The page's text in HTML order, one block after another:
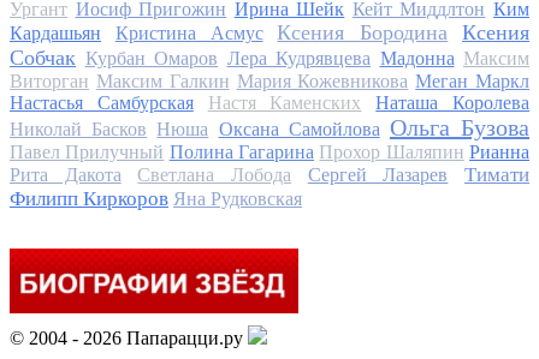
Ургант Иосиф Пригожин Ирина Шейк Кейт Миддлтон Ким
Кардашьян
Кристина Асмус Ксения Бородина
Ксения
Собчак Курбан Омаров Лера Кудрявцева Мадонна Максим
Виторган Максим Галкин Мария Кожевникова Меган Маркл
Настасья Самбурская
Настя Каменских
Наташа Королева
Николай Басков Нюша Оксана Самойлова Ольга Бузова
Павел Прилучный Полина Гагарина Прохор Шаляпин Рианна
Рита Дакота
Светлана Лобода Сергей Лазарев
Тимати
Филипп Киркоров Яна Рудковская
© 2004 - 2026 Папарацци.ру